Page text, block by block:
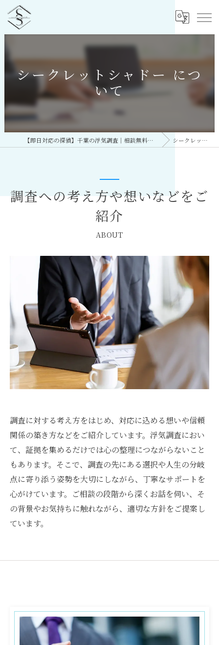
シークレットシャドー につ
いて
【即日対応の探偵】千葉の浮気調査｜相談無料・比較しておすすめ／総合探偵社シークレットシャドー 千葉オフィス シークレットシャドー について
調査への考え方や想いなどをご
紹介
ABOUT
調査に対する考え方をはじめ、対応に込める想いや信頼
関係の築き方などをご紹介しています。浮気調査におい
て、証拠を集めるだけでは心の整理につながらないこと
もあります。そこで、調査の先にある選択や人生の分岐
点に寄り添う姿勢を大切にしながら、丁寧なサポートを
心がけています。ご相談の段階から深くお話を伺い、そ
の背景やお気持ちに触れながら、適切な方針をご提案し
ています。